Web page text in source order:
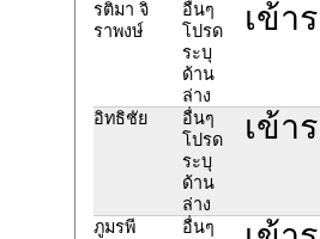
รติมา จิ
ราพงษ์
อื่นๆ
โปรด
ระบุ
ด้าน
ล่าง
เข้า
อิทธิชัย
อื่นๆ
โปรด
ระบุ
ด้าน
ล่าง
เข้า
ภูมรพี
อื่นๆ